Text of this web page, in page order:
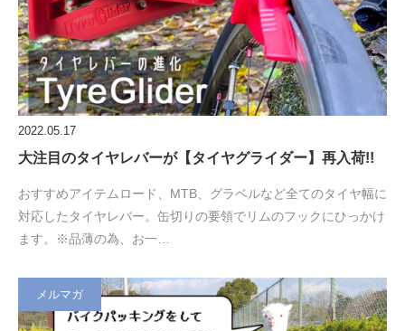
2022.05.17
大注目のタイヤレバーが【タイヤグライダー】再入荷!!
おすすめアイテムロード、MTB、グラベルなど全てのタイヤ幅に
対応したタイヤレバー。缶切りの要領でリムのフックにひっかけ
ます。※品薄の為、お一…
メルマガ